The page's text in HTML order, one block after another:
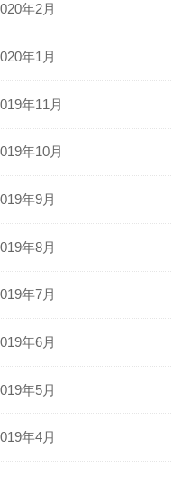
年2月
年1月
年11月
年10月
年9月
年8月
年7月
年6月
年5月
年4月